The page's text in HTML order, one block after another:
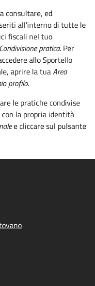
consultare, ed
all'interno di tutte le
fiscali nel tuo
Condivisione pratica. Per
allo Sportello
aprire la tuaArea
profilo.
le pratiche condivise
la propria identità
e cliccare sul pulsante